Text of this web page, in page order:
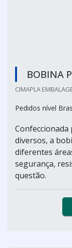
BOBINA
CIMAPLA
Pedidos nível
diversos, a
diferentes
segurança,
questão.